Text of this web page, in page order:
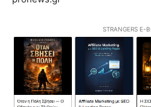
STRANGERS E-